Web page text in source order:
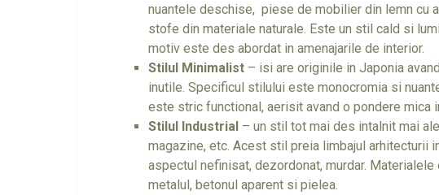
nuantele deschise, piese de mobilier din lemn cu
stofe din materiale naturale. Este un stil cald si
motiv este des abordat in amenajarile de interior.
Stilul Minimalist – isi are originile in Japonia
inutile. Specificul stilului este monocromia si
este stric functional, aerisit avand o pondere mica
Stilul Industrial – un stil tot mai des intalnit mai
magazine, etc. Acest stil preia limbajul arhitecturii
aspectul nefinisat, dezordonat, murdar. Materialele
metalul, betonul aparent si pielea.